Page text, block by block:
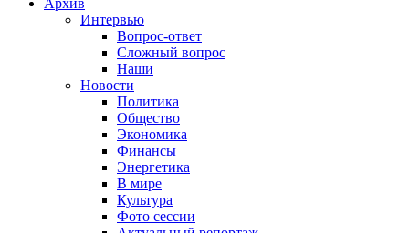
Архив
Интервью
Вопрос-ответ
Сложный вопрос
Наши
Новости
Политика
Общество
Экономика
Финансы
Энергетика
В мире
Культура
Фото сессии